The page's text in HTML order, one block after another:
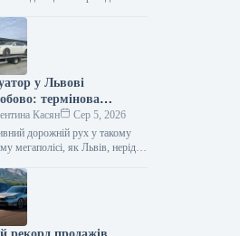
домінують кросовери. За
у Львові
термінова
від Gold
Касян
Сер 5, 2026
дорожній рух у такому
мегаполісі, як Львів, нерідко
поломками або ДТП. У
випадках водієві…